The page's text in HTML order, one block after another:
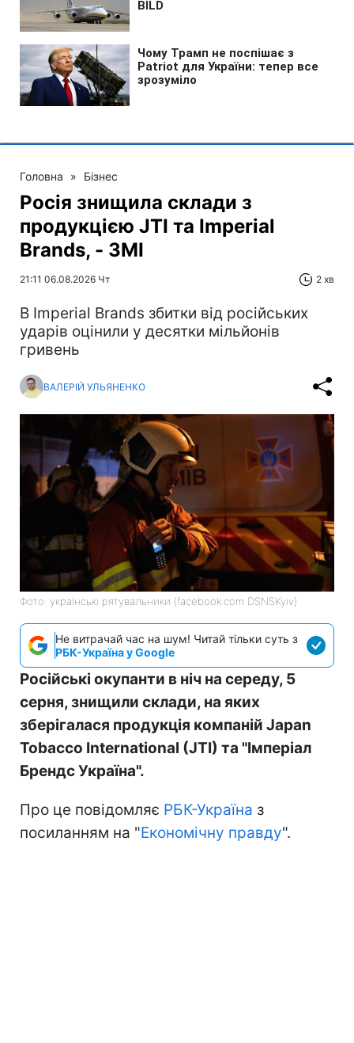
Головна » Бізнес
Росія знищила склади з
продукцією JTI та Imperial
Brands, - ЗМІ
21:11 06.08.2026 Чт 2 хв
В Imperial Brands збитки від російських
ударів оцінили у десятки мільйонів
гривень
ВАЛЕРІЙ УЛЬЯНЕНКО
Фото: українські рятувальники (facebook.com DSNSKyiv)
Не витрачай час на шум! Читай тільки суть з
РБК-Україна у Google
Російські окупанти в ніч на середу, 5
серня, знищили склади, на яких
зберігалася продукція компаній Japan
Tobacco International (JTI) та "Імперіал
Брендс Україна".
Про це повідомляє РБК-Україна з
посиланням на "Економічну правду".